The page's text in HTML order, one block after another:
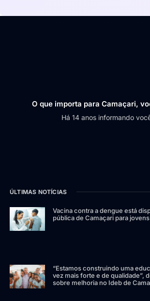
O que importa para Camaçari,
Há 14 anos informando
ÚLTIMAS NOTÍCIAS
Vacina contra a dengue está
pública de Camaçari para jovens
“Estamos construindo uma
vez mais forte e de qualidade”,
sobre melhoria no Ideb de